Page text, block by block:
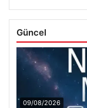
Güncel
09/08/2026